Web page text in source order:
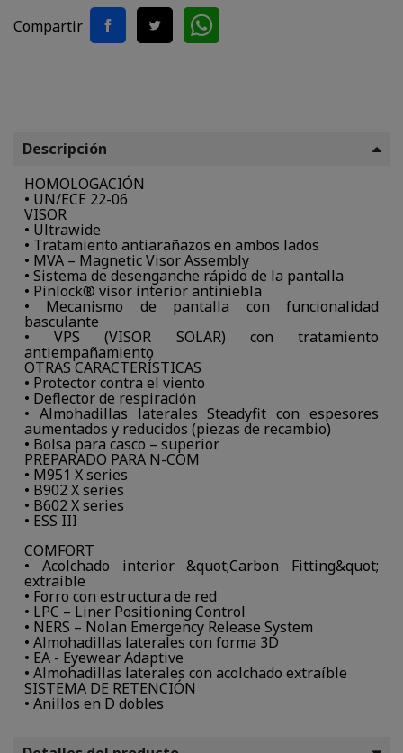
Compartir
Descripción
HOMOLOGACIÓN
• UN/ECE 22-06
VISOR
• Ultrawide
• Tratamiento antiarañazos en ambos lados
• MVA – Magnetic Visor Assembly
• Sistema de desenganche rápido de la pantalla
• Pinlock® visor interior antiniebla
• Mecanismo de pantalla con funcionalidad
basculante
• VPS (VISOR SOLAR) con tratamiento
antiempañamiento
OTRAS CARACTERÍSTICAS
• Protector contra el viento
• Deflector de respiración
• Almohadillas laterales Steadyfit con espesores
aumentados y reducidos (piezas de recambio)
• Bolsa para casco – superior
PREPARADO PARA N-COM
• M951 X series
• B902 X series
• B602 X series
• ESS III
COMFORT
• Acolchado interior &quot;Carbon Fitting&quot;
extraíble
• Forro con estructura de red
• LPC – Liner Positioning Control
• NERS – Nolan Emergency Release System
• Almohadillas laterales con forma 3D
• EA - Eyewear Adaptive
• Almohadillas laterales con acolchado extraíble
SISTEMA DE RETENCIÓN
• Anillos en D dobles